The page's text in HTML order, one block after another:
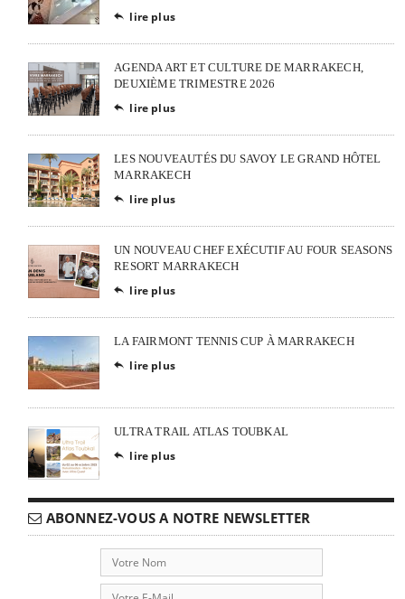
 lire plus
AGENDA ART ET CULTURE DE MARRAKECH,
DEUXIÈME TRIMESTRE 2026
 lire plus
LES NOUVEAUTÉS DU SAVOY LE GRAND HÔTEL
MARRAKECH
 lire plus
UN NOUVEAU CHEF EXÉCUTIF AU FOUR SEASONS
RESORT MARRAKECH
 lire plus
LA FAIRMONT TENNIS CUP À MARRAKECH
 lire plus
ULTRA TRAIL ATLAS TOUBKAL
 lire plus
ABONNEZ-VOUS A NOTRE NEWSLETTER